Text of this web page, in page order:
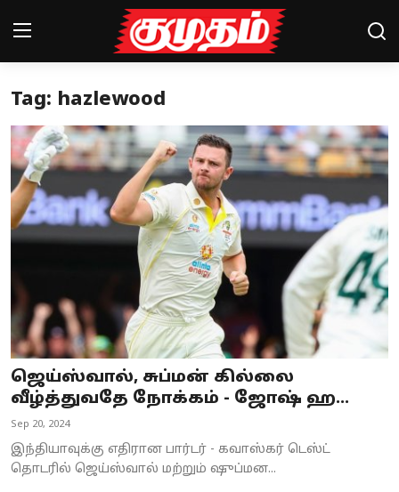
Home
Magazines
Games
Cinema
Health
Sports
Special Story
Business
Crime
Tag: hazlewood
ஜெய்ஸ்வால், சுப்மன் கில்லை
வீழ்த்துவதே நோக்கம் - ஜோஷ் ஹ...
Sep 20, 2024
இந்தியாவுக்கு எதிரான பார்டர் - கவாஸ்கர் டெஸ்ட்
தொடரில் ஜெய்ஸ்வால் மற்றும் ஷுப்மன...